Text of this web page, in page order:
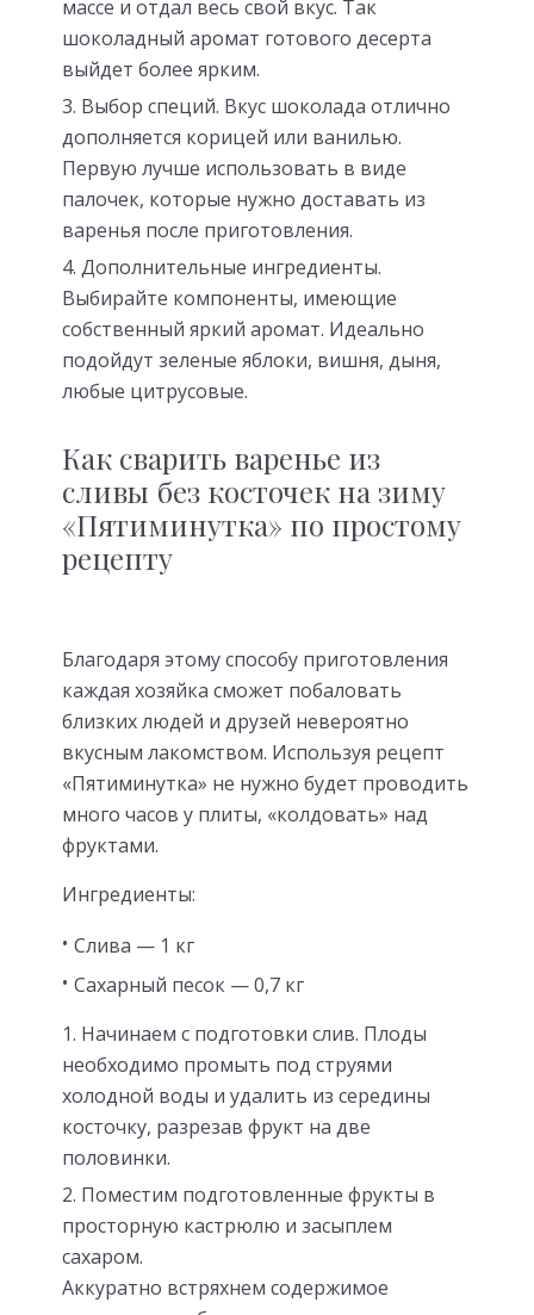
массе и отдал весь свой вкус. Так
шоколадный аромат готового десерта
выйдет более ярким.
Выбор специй. Вкус шоколада отлично
дополняется корицей или ванилью.
Первую лучше использовать в виде
палочек, которые нужно доставать из
варенья после приготовления.
Дополнительные ингредиенты.
Выбирайте компоненты, имеющие
собственный яркий аромат. Идеально
подойдут зеленые яблоки, вишня, дыня,
любые цитрусовые.
Как сварить варенье из
сливы без косточек на зиму
«Пятиминутка» по простому
рецепту
Благодаря этому способу приготовления
каждая хозяйка сможет побаловать
близких людей и друзей невероятно
вкусным лакомством. Используя рецепт
«Пятиминутка» не нужно будет проводить
много часов у плиты, «колдовать» над
фруктами.
Ингредиенты:
Слива — 1 кг
Сахарный песок — 0,7 кг
Начинаем с подготовки слив. Плоды
необходимо промыть под струями
холодной воды и удалить из середины
косточку, разрезав фрукт на две
половинки.
Поместим подготовленные фрукты в
просторную кастрюлю и засыплем
сахаром.
Аккуратно встряхнем содержимое